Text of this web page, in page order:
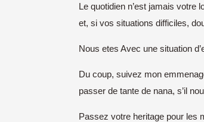
Le quotidien n’est jamais
et, si vos situations difficiles,
Nous etes Avec une situation
Du coup, suivez mon
passer de tante de nana, s’il
Passez votre heritage pour les